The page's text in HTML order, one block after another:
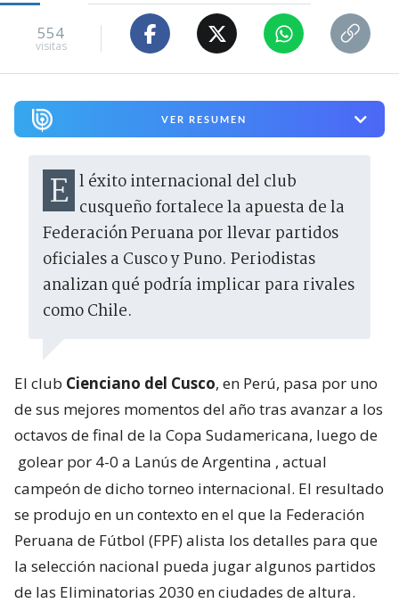
554
visitas
VER RESUMEN
El éxito internacional del club cusqueño fortalece la apuesta de la
Federación Peruana por llevar partidos
oficiales a Cusco y Puno. Periodistas
analizan qué podría implicar para rivales
como Chile.
El club Cienciano del Cusco, en Perú, pasa por uno
de sus mejores momentos del año tras avanzar a los
octavos de final de la Copa Sudamericana, luego de
golear por 4-0 a Lanús de Argentina , actual
campeón de dicho torneo internacional. El resultado
se produjo en un contexto en el que la Federación
Peruana de Fútbol (FPF) alista los detalles para que
la selección nacional pueda jugar algunos partidos
de las Eliminatorias 2030 en ciudades de altura.